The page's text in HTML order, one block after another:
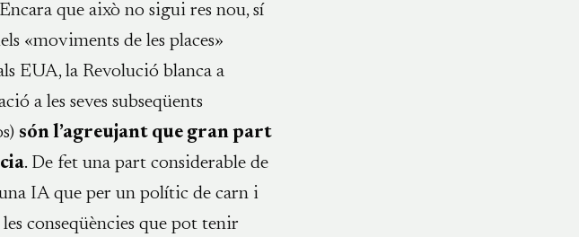
que això no sigui res nou, sí
«moviments de les places»
EUA, la Revolució blanca a
a les seves subseqüents
són l’agreujant que gran part
. De fet una part considerable de
IA que per un polític de carn i
conseqüències que pot tenir